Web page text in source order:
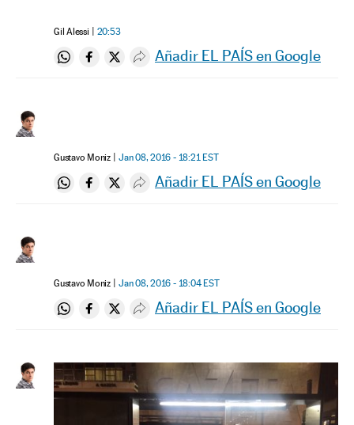
Gil Alessi 20:53
Compartir en Whatsapp
Compartir en Facebook
Compartir en Twitter
Desplegar Redes Sociales
Añadir EL PAÍS en Google
Gustavo Moniz Jan 08, 2016 - 18:21 EST
Compartir en Whatsapp
Compartir en Facebook
Compartir en Twitter
Desplegar Redes Sociales
Añadir EL PAÍS en Google
Gustavo Moniz Jan 08, 2016 - 18:04 EST
Compartir en Whatsapp
Compartir en Facebook
Compartir en Twitter
Desplegar Redes Sociales
Añadir EL PAÍS en Google